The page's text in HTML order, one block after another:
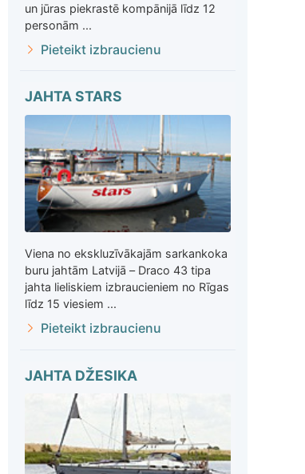
un jūras piekrastē kompānijā līdz 12
personām ...
Pieteikt izbraucienu
JAHTA STARS
Viena no ekskluzīvākajām sarkankoka
buru jahtām Latvijā – Draco 43 tipa
jahta lieliskiem izbraucieniem no Rīgas
līdz 15 viesiem ...
Pieteikt izbraucienu
JAHTA DŽESIKA